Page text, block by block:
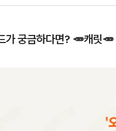
가 궁금하다면? 🥕캐릿🥕